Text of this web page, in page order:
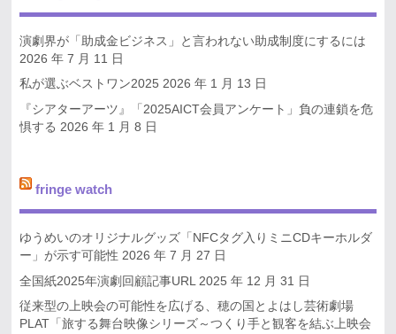
演劇界が「助成金ビジネス」と言われない助成制度にするには
2026 年 7 月 11 日
私が選ぶベストワン2025 2026 年 1 月 13 日
『シアターアーツ』「2025AICT会員アンケート」負の連鎖を危
惧する 2026 年 1 月 8 日
fringe watch
ゆうめいのオリジナルグッズ「NFCタグ入りミニCDキーホルダ
ー」が示す可能性 2026 年 7 月 27 日
全国紙2025年演劇回顧記事URL 2025 年 12 月 31 日
従来型の上映会の可能性を広げる、穂の国とよはし芸術劇場
PLAT「旅する舞台映像シリーズ～つくり手と観客を結ぶ上映会